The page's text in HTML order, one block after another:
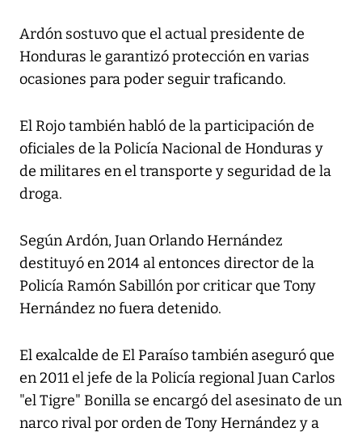
Ardón sostuvo que el actual presidente de
Honduras le garantizó protección en varias
ocasiones para poder seguir traficando.
El Rojo también habló de la participación de
oficiales de la Policía Nacional de Honduras y
de militares en el transporte y seguridad de la
droga.
Según Ardón, Juan Orlando Hernández
destituyó en 2014 al entonces director de la
Policía Ramón Sabillón por criticar que Tony
Hernández no fuera detenido.
El exalcalde de El Paraíso también aseguró que
en 2011 el jefe de la Policía regional Juan Carlos
"el Tigre" Bonilla se encargó del asesinato de un
narco rival por orden de Tony Hernández y a